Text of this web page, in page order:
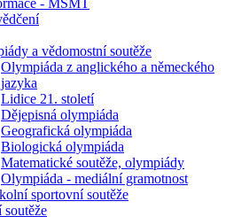
- MŠMT
a vědomostní soutěže
Olympiáda z anglického a německého
jazyka
Lidice 21. století
Dějepisná olympiáda
Geografická olympiáda
Biologická olympiáda
Matematické soutěže, olympiády
Olympiáda - mediální gramotnost
sportovní soutěže
soutěže